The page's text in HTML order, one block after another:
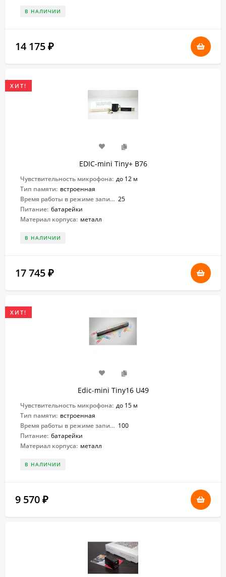
В НАЛИЧИИ
14 175 ₽
ХИТ!
EDIC-mini Tiny+ B76
Чувствительность микрофона: до 12 м
Тип памяти: встроенная
Время работы в режиме записи: 25
Питание: батарейки
Материал корпуса: металл
В НАЛИЧИИ
17 745 ₽
ХИТ!
Edic-mini Tiny16 U49
Чувствительность микрофона: до 15 м
Тип памяти: встроенная
Время работы в режиме записи: 100
Питание: батарейки
Материал корпуса: металл
В НАЛИЧИИ
9 570 ₽